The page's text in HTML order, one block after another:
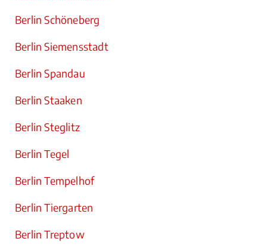
Berlin Schöneberg
Berlin Siemensstadt
Berlin Spandau
Berlin Staaken
Berlin Steglitz
Berlin Tegel
Berlin Tempelhof
Berlin Tiergarten
Berlin Treptow